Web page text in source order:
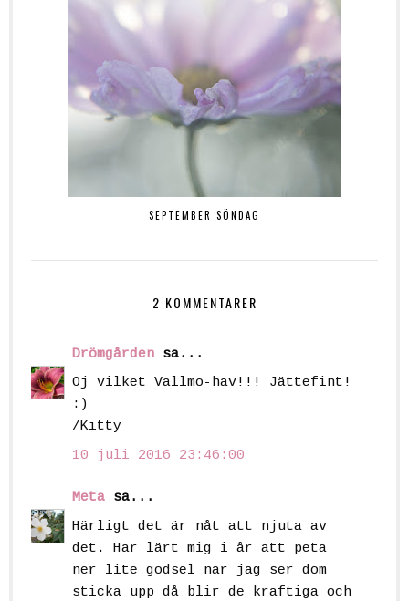
SEPTEMBER SÖNDAG
2 KOMMENTARER
Drömgården sa...
Oj vilket Vallmo-hav!!! Jättefint!
:)
/Kitty
10 juli 2016 23:46:00
Meta sa...
Härligt det är nåt att njuta av
det. Har lärt mig i år att peta
ner lite gödsel när jag ser dom
sticka upp då blir de kraftiga och